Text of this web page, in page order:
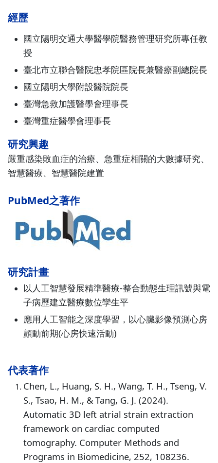
經歷
國立陽明交通大學醫學院醫務管理研究所專任教
授
臺北市立聯合醫院忠孝院區院長兼醫療副總院長
國立陽明大學附設醫院院長
臺灣急救加護醫學會理事長
臺灣重症醫學會理事長
研究興趣
嚴重感染敗血症的治療、急重症相關的大數據研究、
智慧醫療、智慧醫院建置
PubMed之著作
研究計畫
以人工智慧發展精準醫療-整合動態生理訊號與電
子病歷建立醫療數位孿生平
應用人工智能之深度學習，以心臟影像預測心房
顫動前期(心房快速活動)
代表著作
Chen, L., Huang, S. H., Wang, T. H., Tseng, V.
S., Tsao, H. M., & Tang, G. J. (2024).
Automatic 3D left atrial strain extraction
framework on cardiac computed
tomography. Computer Methods and
Programs in Biomedicine, 252, 108236.